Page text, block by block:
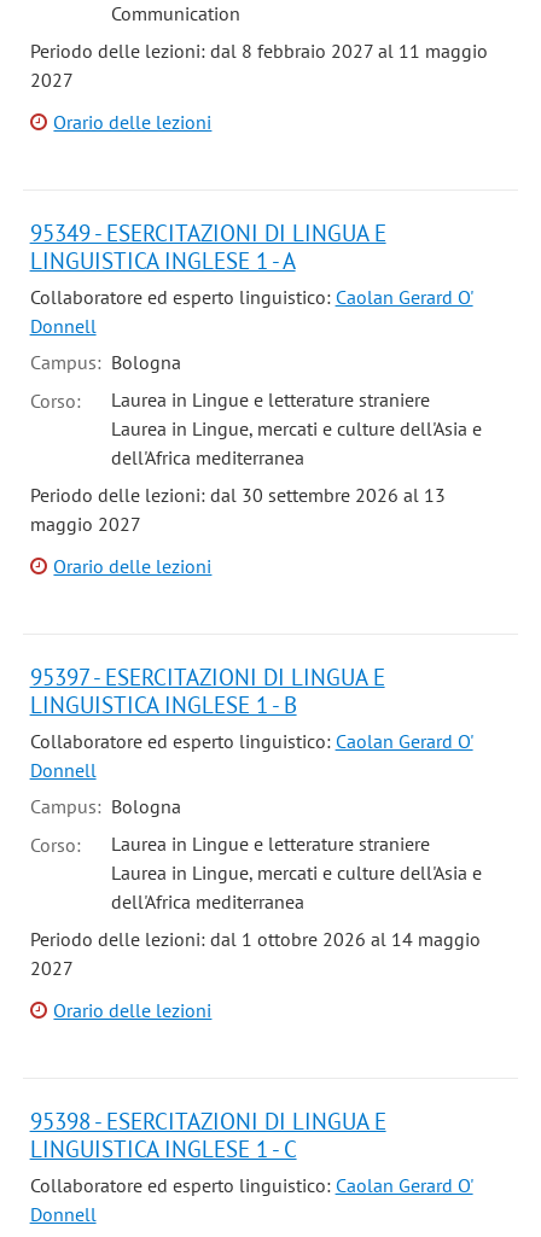
Communication
Periodo delle lezioni: dal 8 febbraio 2027 al 11 maggio
2027
Orario delle lezioni
95349 - ESERCITAZIONI DI LINGUA E
LINGUISTICA INGLESE 1 - A
Collaboratore ed esperto linguistico: Caolan Gerard O'
Donnell
Campus: Bologna
Corso:
Laurea in Lingue e letterature straniere
Laurea in Lingue, mercati e culture dell'Asia e
dell'Africa mediterranea
Periodo delle lezioni: dal 30 settembre 2026 al 13
maggio 2027
Orario delle lezioni
95397 - ESERCITAZIONI DI LINGUA E
LINGUISTICA INGLESE 1 - B
Collaboratore ed esperto linguistico: Caolan Gerard O'
Donnell
Campus: Bologna
Corso:
Laurea in Lingue e letterature straniere
Laurea in Lingue, mercati e culture dell'Asia e
dell'Africa mediterranea
Periodo delle lezioni: dal 1 ottobre 2026 al 14 maggio
2027
Orario delle lezioni
95398 - ESERCITAZIONI DI LINGUA E
LINGUISTICA INGLESE 1 - C
Collaboratore ed esperto linguistico: Caolan Gerard O'
Donnell